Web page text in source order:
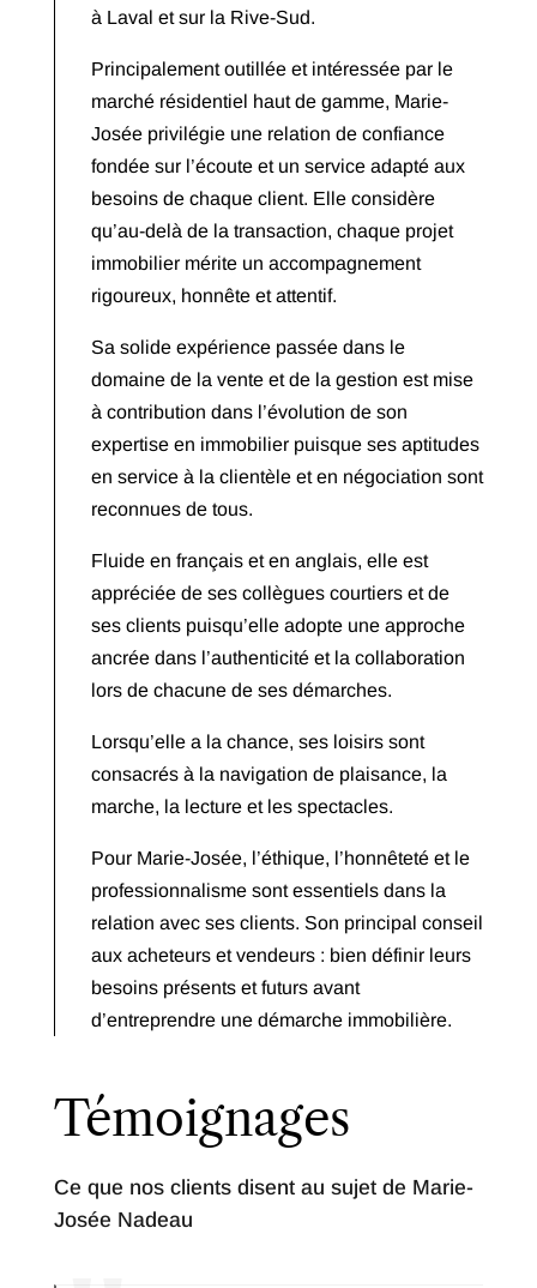
à Laval et sur la Rive-Sud.
Principalement outillée et intéressée par le
marché résidentiel haut de gamme, Marie-
Josée privilégie une relation de confiance
fondée sur l’écoute et un service adapté aux
besoins de chaque client. Elle considère
qu’au-delà de la transaction, chaque projet
immobilier mérite un accompagnement
rigoureux, honnête et attentif.
Sa solide expérience passée dans le
domaine de la vente et de la gestion est mise
à contribution dans l’évolution de son
expertise en immobilier puisque ses aptitudes
en service à la clientèle et en négociation sont
reconnues de tous.
Fluide en français et en anglais, elle est
appréciée de ses collègues courtiers et de
ses clients puisqu’elle adopte une approche
ancrée dans l’authenticité et la collaboration
lors de chacune de ses démarches.
Lorsqu’elle a la chance, ses loisirs sont
consacrés à la navigation de plaisance, la
marche, la lecture et les spectacles.
Pour Marie-Josée, l’éthique, l’honnêteté et le
professionnalisme sont essentiels dans la
relation avec ses clients. Son principal conseil
aux acheteurs et vendeurs : bien définir leurs
besoins présents et futurs avant
d’entreprendre une démarche immobilière.
Témoignages
Ce que nos clients disent au sujet de Marie-
Josée Nadeau